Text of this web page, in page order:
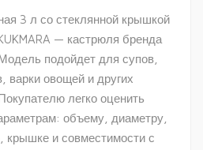
3 л со стеклянной крышкой
— кастрюля бренда
подойдет для супов,
варки овощей и других
легко оценить
объему, диаметру,
крышке и совместимости с